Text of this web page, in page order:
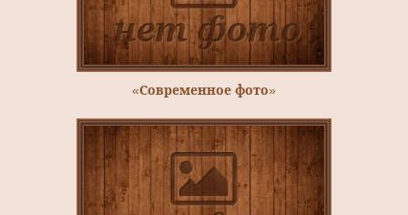
«Современное фото»